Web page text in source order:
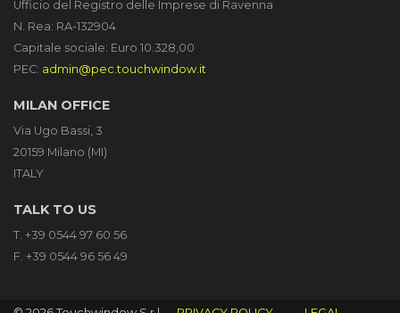
Ufficio del Registro delle Imprese di Ravenna
N. Rea: RA-132904
Capitale sociale: Euro 10.328,00
PEC: admin@pec.touchwindow.it
MILAN OFFICE
Via Ugo Bassi, 3
20159 Milano (MI)
ITALY
TALK TO US
T. +39 0544 97 60 56
F. +39 0544 96 56 49